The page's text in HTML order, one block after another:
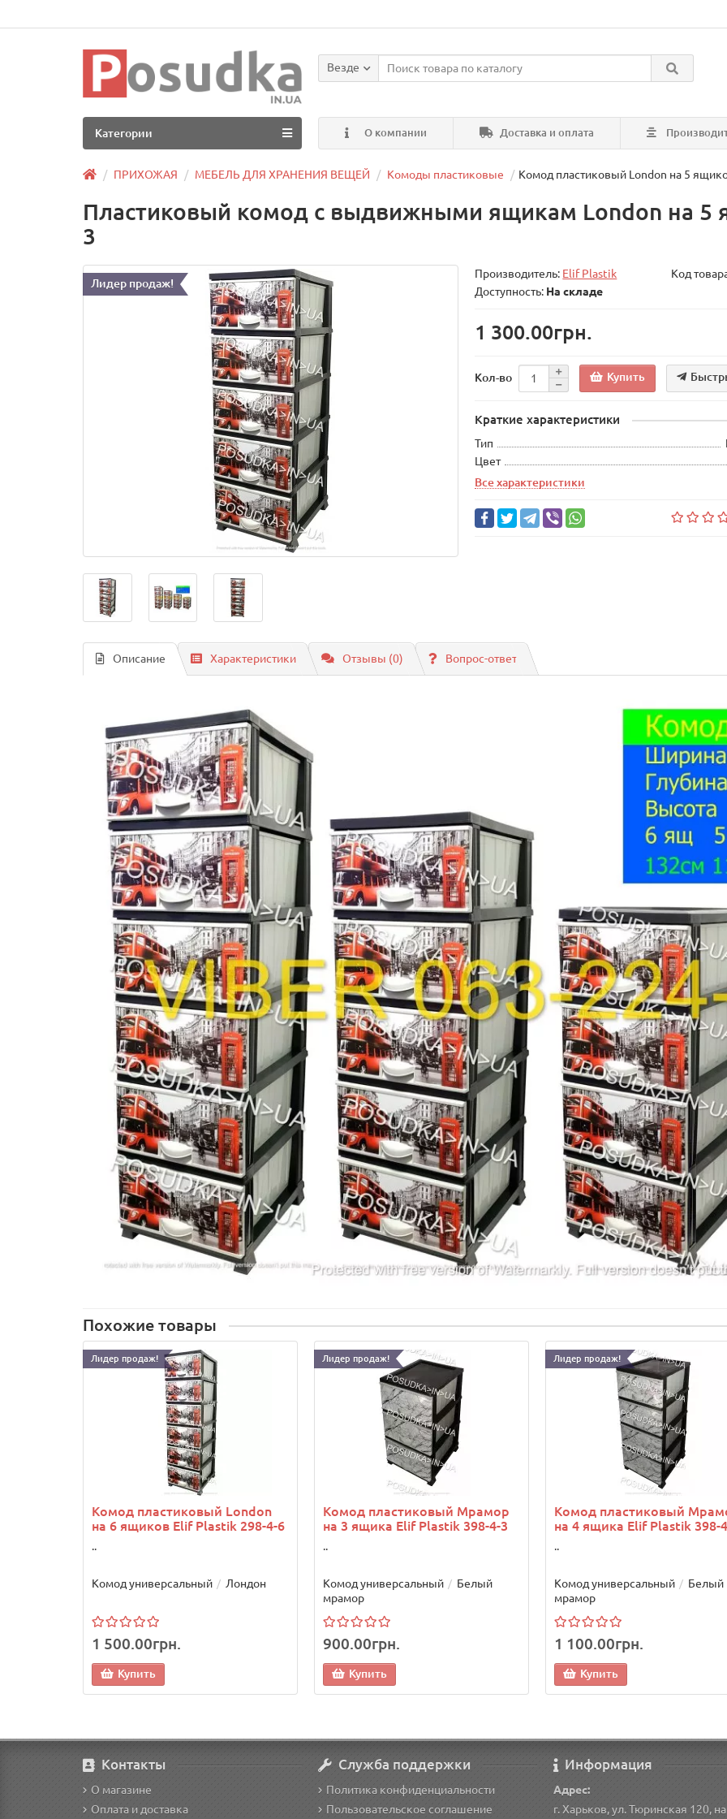
Везде
О компании Доставка и оплата
Категории
ПРИХОЖАЯ МЕБЕЛЬ ДЛЯ ХРАНЕНИЯ ВЕЩЕЙ Комоды пластиковые Комод пластиковый London на 5
Пластиковый комод с выдвижными ящикам London на 5
3
Лидер продаж!
Производитель: Elif Plastik Код
Доступность: На складе
1 300.00грн.
Кол-во Купить
Краткие характеристики
Тип
Цвет
Все характеристики
Описание Характеристики Отзывы (0) Вопрос-ответ
Похожие товары
Лидер продаж!
Комод пластиковый London
на 6 ящиков Elif Plastik 298-4-6
..
Комод универсальный Лондон
1 500.00грн.
Купить
Лидер продаж!
Комод пластиковый Мрамор
на 3 ящика Elif Plastik 398-4-3
..
Комод универсальный
Белый
мрамор
900.00грн.
Купить
Лидер продаж!
Комод пластиковый
на 4 ящика Elif Plastik 398-
..
Комод универсальный
Белый
мрамор
1 100.00грн.
Купить
Контакты
О магазине
Оплата и доставка
Служба поддержки
Политика конфиденциальности
Пользовательское соглашение
Информация
Адрес:
г. Харьков, ул. Тюринская 120,